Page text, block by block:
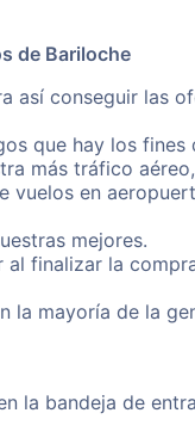
de Bariloche
así conseguir las
que hay los fines
más tráfico
en
mejores.
finalizar la
la mayoría de la
la bandeja de